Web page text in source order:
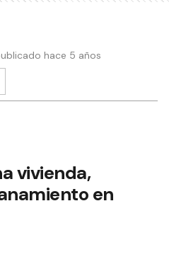
hace 5 años
vivienda,
en